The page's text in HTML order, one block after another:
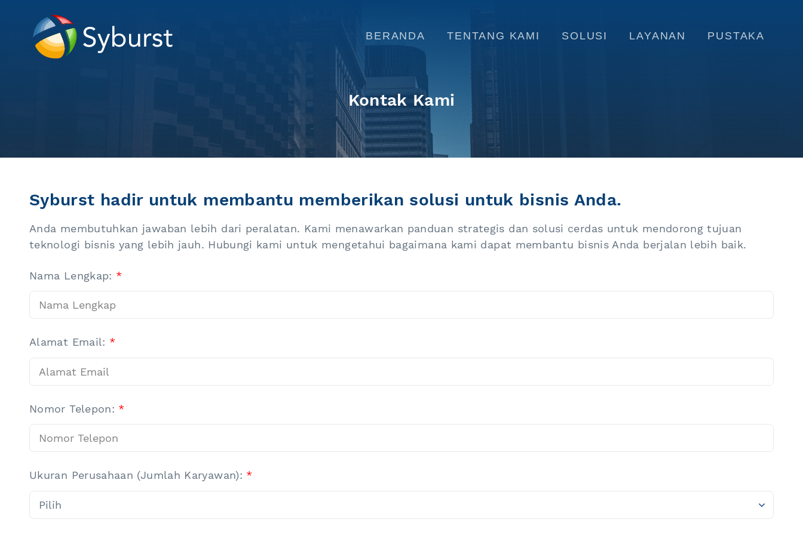
BERANDA TENTANG KAMI SOLUSI LAYANAN PUSTAKA
Kontak Kami
Syburst hadir untuk membantu memberikan solusi untuk bisnis Anda.
Anda membutuhkan jawaban lebih dari peralatan. Kami menawarkan panduan strategis dan solusi cerdas untuk mendorong tujuan
teknologi bisnis yang lebih jauh. Hubungi kami untuk mengetahui bagaimana kami dapat membantu bisnis Anda berjalan lebih baik.
Nama Lengkap: *
Alamat Email: *
Nomor Telepon: *
Ukuran Perusahaan (Jumlah Karyawan): *